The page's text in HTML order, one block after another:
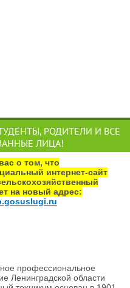
РОДИТЕЛИ И ВСЕ
ЛИЦА!
о том, что
интернет‑сайт
на новый адрес:
профессиональное
Ленинградской области